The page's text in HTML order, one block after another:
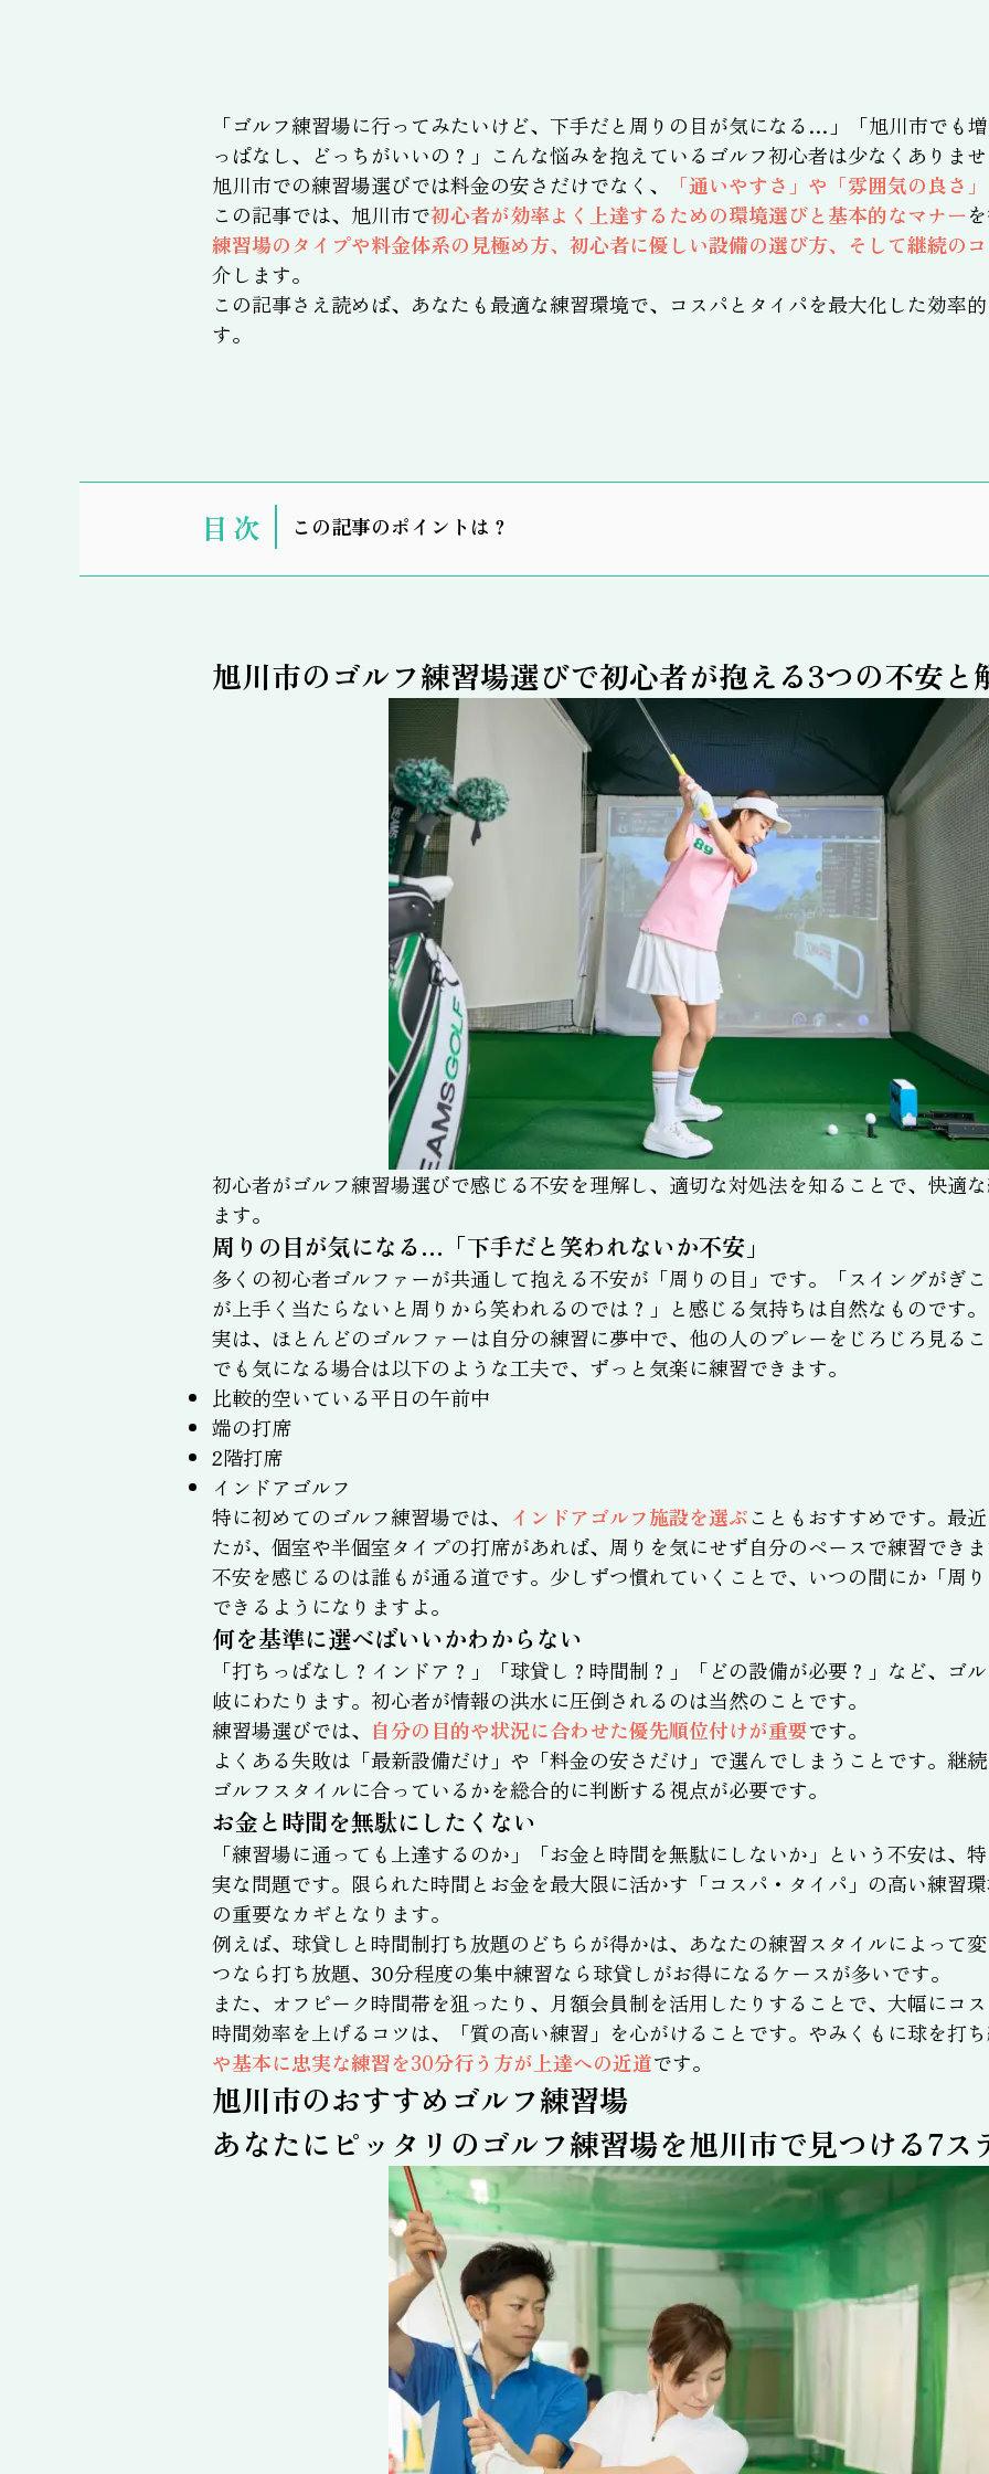
「ゴルフ練習場に行ってみたいけど、下手だと周りの目が気になる…」「旭川市でも
っぱなし、どっちがいいの？」こんな悩みを抱えているゴルフ初心者は少なくありま
旭川市での練習場選びでは料金の安さだけでなく、
「通いやすさ」や「雰囲気の良さ
この記事では、旭川市で初心者が効率よく上達するための環境選びと基本的なマナー
練習場のタイプや料金体系の見極め方、初心者に優しい設備の選び方、そして継続の
介します。
この記事さえ読めば、あなたも最適な練習環境で、コスパとタイパを最大化した効率
す。
この記事のポイントは？
表
示
旭川市のゴルフ練習場選びで初心者が抱える3つの不安と
初心者がゴルフ練習場選びで感じる不安を理解し、適切な対処法を知ることで、快適
ます。
周りの目が気になる…「下手だと笑われないか不安」
多くの初心者ゴルファーが共通して抱える不安が「周りの目」です。「スイングがぎ
が上手く当たらないと周りから笑われるのでは？」と感じる気持ちは自然なものです。
実は、ほとんどのゴルファーは自分の練習に夢中で、他の人のプレーをじろじろ見る
でも気になる場合は以下のような工夫で、ずっと気楽に練習できます。
比較的空いている平日の午前中
端の打席
2階打席
インドアゴルフ
特に初めてのゴルフ練習場では、 インドアゴルフ施設を選ぶこともおすすめです。最
たが、個室や半個室タイプの打席があれば、周りを気にせず自分のペースで練習でき
不安を感じるのは誰もが通る道です。少しずつ慣れていくことで、いつの間にか「周
できるようになりますよ。
何を基準に選べばいいかわからない
「打ちっぱなし？インドア？」「球貸し？時間制？」「どの設備が必要？」など、ゴ
岐にわたります。初心者が情報の洪水に圧倒されるのは当然のことです。
練習場選びでは、 自分の目的や状況に合わせた優先順位付けが重要です。
よくある失敗は「最新設備だけ」や「料金の安さだけ」で選んでしまうことです。継
ゴルフスタイルに合っているかを総合的に判断する視点が必要です。
お金と時間を無駄にしたくない
「練習場に通っても上達するのか」「お金と時間を無駄にしないか」という不安は、
実な問題です。限られた時間とお金を最大限に活かす「コスパ・タイパ」の高い練習
の重要なカギとなります。
例えば、球貸しと時間制打ち放題のどちらが得かは、あなたの練習スタイルによって
つなら打ち放題、30分程度の集中練習なら球貸しがお得になるケースが多いです。
また、オフピーク時間帯を狙ったり、月額会員制を活用したりすることで、大幅にコ
時間効率を上げるコツは、「質の高い練習」を心がけることです。やみくもに球を打
や基本に忠実な練習を30分行う方が上達への近道です。
旭川市のおすすめゴルフ練習場
あなたにピッタリのゴルフ練習場を旭川市で見つける7ス